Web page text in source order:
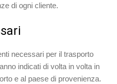
di ogni cliente.
necessari per il trasporto
indicati di volta in volta in
e al paese di provenienza.